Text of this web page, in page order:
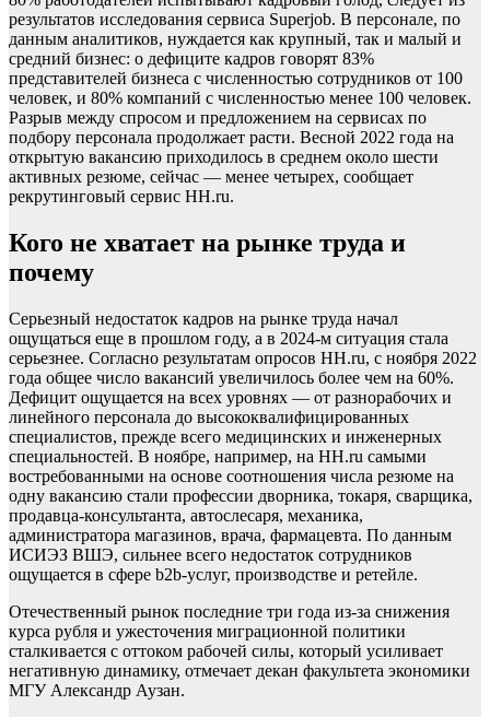
результатов исследования сервиса Superjob. В персонале, по
данным аналитиков, нуждается как крупный, так и малый и
средний бизнес: о дефиците кадров говорят 83%
представителей бизнеса с численностью сотрудников от 100
человек, и 80% компаний с численностью менее 100 человек.
Разрыв между спросом и предложением на сервисах по
подбору персонала продолжает расти. Весной 2022 года на
открытую вакансию приходилось в среднем около шести
активных резюме, сейчас — менее четырех, сообщает
рекрутинговый сервис HH.ru.
Кого не хватает на рынке труда и
почему
Серьезный недостаток кадров на рынке труда начал
ощущаться еще в прошлом году, а в 2024-м ситуация стала
серьезнее. Согласно результатам опросов HH.ru, с ноября 2022
года общее число вакансий увеличилось более чем на 60%.
Дефицит ощущается на всех уровнях — от разнорабочих и
линейного персонала до высококвалифицированных
специалистов, прежде всего медицинских и инженерных
специальностей. В ноябре, например, на HH.ru самыми
востребованными на основе соотношения числа резюме на
одну вакансию стали профессии дворника, токаря, сварщика,
продавца-консультанта, автослесаря, механика,
администратора магазинов, врача, фармацевта. По данным
ИСИЭЗ ВШЭ, сильнее всего недостаток сотрудников
ощущается в сфере b2b-услуг, производстве и ретейле.
Отечественный рынок последние три года из-за снижения
курса рубля и ужесточения миграционной политики
сталкивается с оттоком рабочей силы, который усиливает
негативную динамику, отмечает декан факультета экономики
МГУ Александр Аузан.